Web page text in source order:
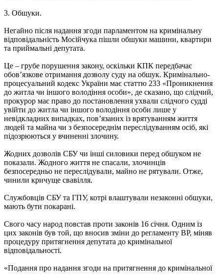
3. Обшуки.
Негайно після надання згоди парламентом на кримінальну
відповідальність Мосійчука пішли обшуки машини, квартири
та приймальні депутата.
Це – грубе порушення закону, оскільки КПК передбачає
обов’язкове отримання дозволу суду на обшук. Кримінально-
процесуальний кодекс України має статтю 233 «Проникнення
до житла чи іншого володіння особи», де сказано, що слідчий,
прокурор має право до постановлення ухвали слідчого судді
увійти до житла чи іншого володіння особи лише у
невідкладних випадках, пов’язаних із врятуванням життя
людей та майна чи з безпосереднім переслідуванням осіб, які
підозрюються у вчиненні злочину.
Жодних дозволів СБУ чи інші силовики перед обшуком не
показали. Жодного життя не спасали, злочинців
безпосередньо не переслідували, майно не рятували. Отже,
чинили кричуще свавілля.
Службовців СБУ та ГПУ, котрі влаштували незаконні обшуки,
мають бути покарані.
Свого часу народ повстав проти законів 16 січня. Одним із
цих законів був той, що вносив зміни до регламенту ВР, міняв
процедуру притягнення депутата до кримінальної
відповідальності.
«Подання про надання згоди на притягнення до кримінальної